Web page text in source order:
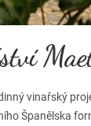
vinařský
Španělska